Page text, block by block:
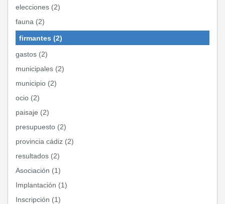
elecciones (2)
fauna (2)
firmantes (2)
gastos (2)
municipales (2)
municipio (2)
ocio (2)
paisaje (2)
presupuesto (2)
provincia cádiz (2)
resultados (2)
Asociación (1)
Implantación (1)
Inscripción (1)